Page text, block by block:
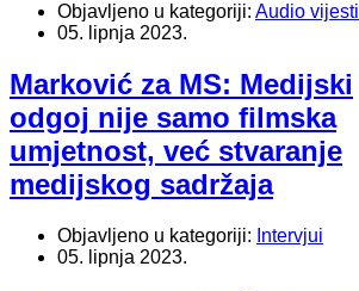
Objavljeno u kategoriji: Audio vijesti
05. lipnja 2023.
Marković za MS: Medijski
odgoj nije samo filmska
umjetnost, već stvaranje
medijskog sadržaja
Objavljeno u kategoriji: Intervjui
05. lipnja 2023.